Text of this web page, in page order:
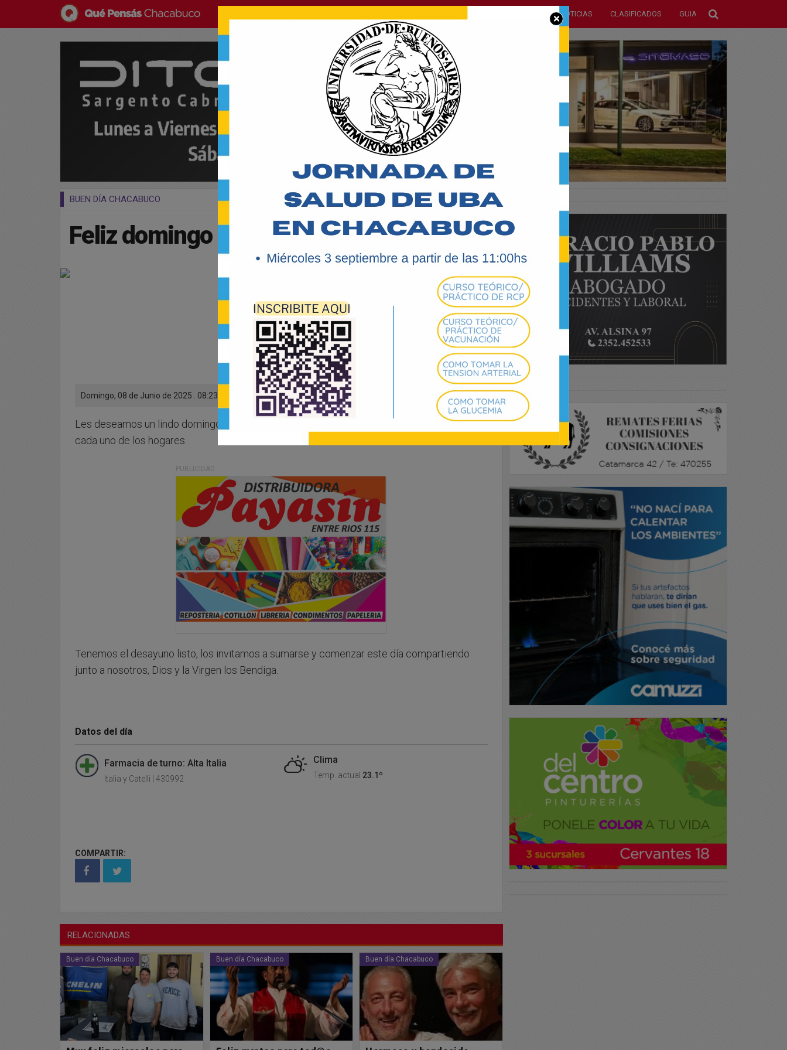
×NOTICIAS CLASIFICADOS GUIA
BUEN DÍA CHACABUCO
Feliz domingo para tod@s
Domingo, 08 de Junio de 2025 . 08:23 Hs.
Les deseamos un lindo domingo para tod@s, qué la alegría sea una razón fundamental en
cada uno de los hogares.
PUBLICIDAD
Tenemos el desayuno listo, los invitamos a sumarse y comenzar este día compartiendo
junto a nosotros, Dios y la Virgen los Bendiga.
Datos del día
Farmacia de turno: Alta Italia
Italia y Catelli | 430992
Clima
Temp. actual 23.1º
COMPARTIR:
RELACIONADAS
Buen día Chacabuco Buen día Chacabuco Buen día Chacabuco